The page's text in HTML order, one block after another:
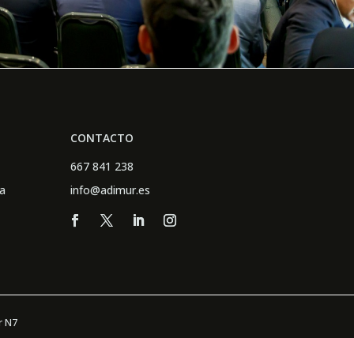
CONTACTO
667 841 238
info@adimur.es
N7